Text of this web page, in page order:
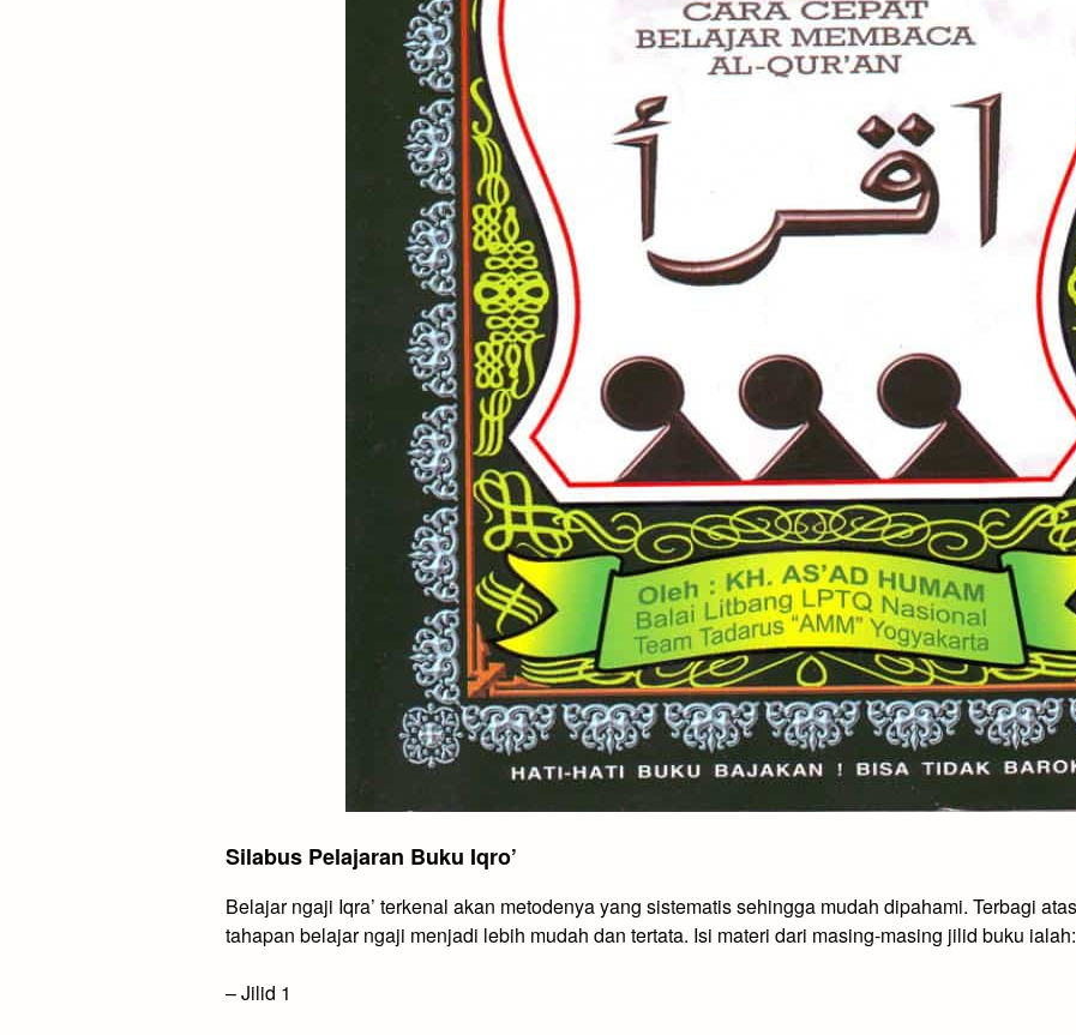
Silabus Pelajaran Buku Iqro’
Belajar ngaji Iqra’ terkenal akan metodenya yang sistematis sehingga mudah dipahami. Terbagi
tahapan belajar ngaji menjadi lebih mudah dan tertata. Isi materi dari masing-masing jilid buku ialah:
–Jilid 1